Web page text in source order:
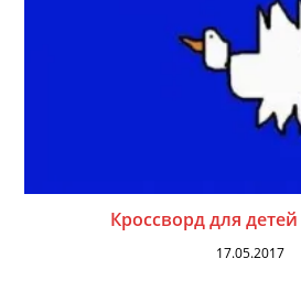
Кроссворд для
17.05.2017